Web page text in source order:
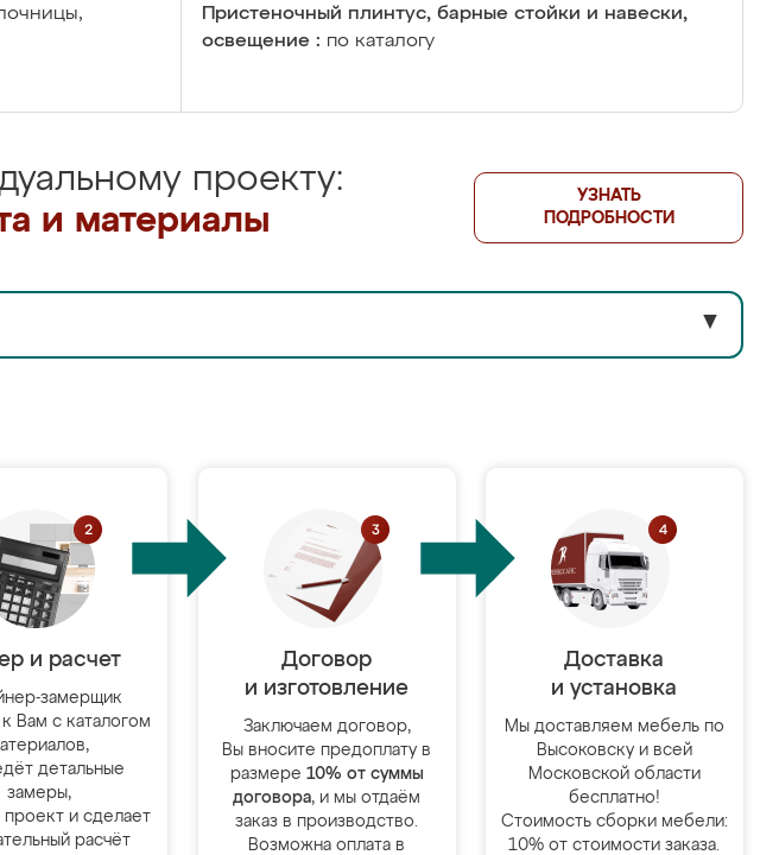
Пристеночный плинтус, барные стойки и навески,
освещение : по каталогу
проекту:
и материалы
УЗНАТЬ
ПОДРОБНОСТИ
▼
и расчет
замерщик
Вам с каталогом
детальные
замеры,
проект и сделает
расчёт
Договор
и изготовление
Заключаем договор,
Вы вносите предоплату в
размере 10% от суммы
договора, и мы отдаём
заказ в производство.
Возможна оплата в
Доставка
и установка
Мы доставляем мебель по
Высоковску и всей
Московской области
бесплатно!
Стоимость сборки мебели:
10% от стоимости заказа.